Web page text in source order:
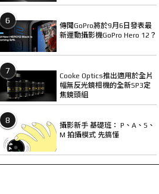
6
傳聞GoPro將於9月6日發表最
新運動攝影機GoPro Hero 12？
7
Cooke Optics推出適用於全片
幅無反光鏡相機的全新SP3定
焦鏡頭組
8
攝影新手 基礎班： P、A、S、
M 拍攝模式 先搞懂